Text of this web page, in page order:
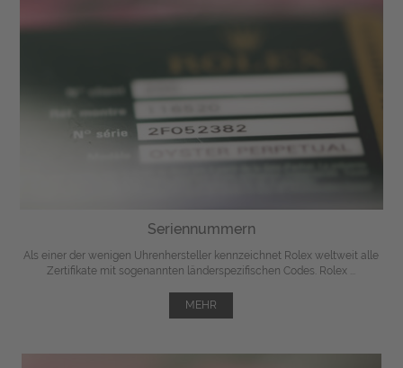
Seriennummern
Als einer der wenigen Uhrenhersteller kennzeichnet Rolex weltweit alle
Zertifikate mit sogenannten länderspezifischen Codes. Rolex ...
MEHR